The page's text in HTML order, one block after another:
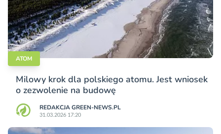
ATOM
Milowy krok dla polskiego atomu. Jest wniosek
o zezwolenie na budowę
REDAKCJA GREEN-NEWS.PL
31.03.2026 17:20